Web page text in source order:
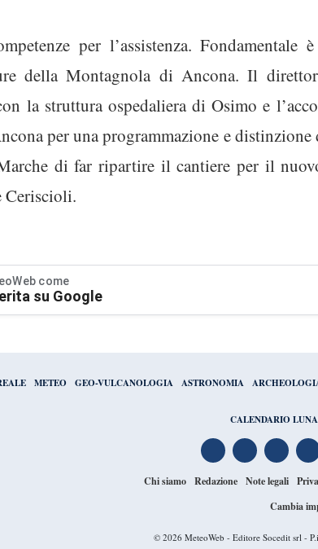
per l’assistenza. Fondamentale
della Montagnola di Ancona. Il
la struttura ospedaliera di Osimo e
per una programmazione e distinzione
di far ripartire il cantiere per il
Ceriscioli.
come
su Google
METEO GEO-VULCANOLOGIA ASTRONOMIA
CALENDARIO
Chi siamo Redazione Note legali
Cambia
© 2026 MeteoWeb - Editore Socedit srl -